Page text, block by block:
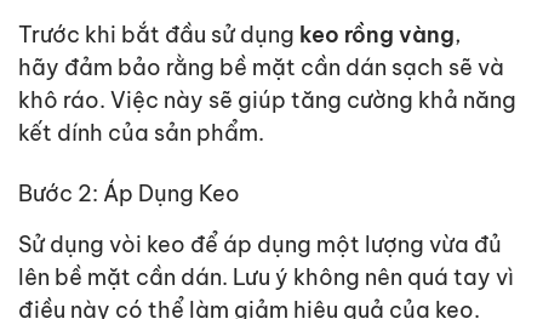
Trước khi bắt đầu sử dụng keo rồng vàng,
hãy đảm bảo rằng bề mặt cần dán sạch sẽ và
khô ráo. Việc này sẽ giúp tăng cường khả năng
kết dính của sản phẩm.
Bước 2: Áp Dụng Keo
Sử dụng vòi keo để áp dụng một lượng vừa đủ
lên bề mặt cần dán. Lưu ý không nên quá tay vì
điều này có thể làm giảm hiệu quả của keo.